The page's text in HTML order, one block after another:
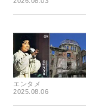
エンタメ
2025.08.06